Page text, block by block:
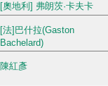
[奧地利] 弗朗茨·卡夫卡
[法]巴什拉(Gaston
Bachelard)
陳紅彥